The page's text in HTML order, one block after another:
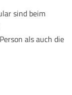
sind beim
als auch die